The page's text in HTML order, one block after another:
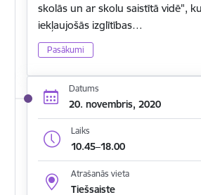
skolās un ar skolu saistītā vidē",
iekļaujošās izglītības…
Pasākumi
Datums
20. novembris, 2020
Laiks
10.45–18.00
Atrašanās vieta
Tiešsaiste